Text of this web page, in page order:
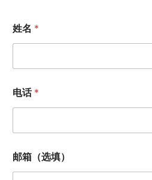
姓名 *
电话 *
话
问
邮箱（选填）